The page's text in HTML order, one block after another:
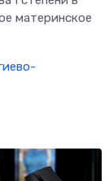
материнское